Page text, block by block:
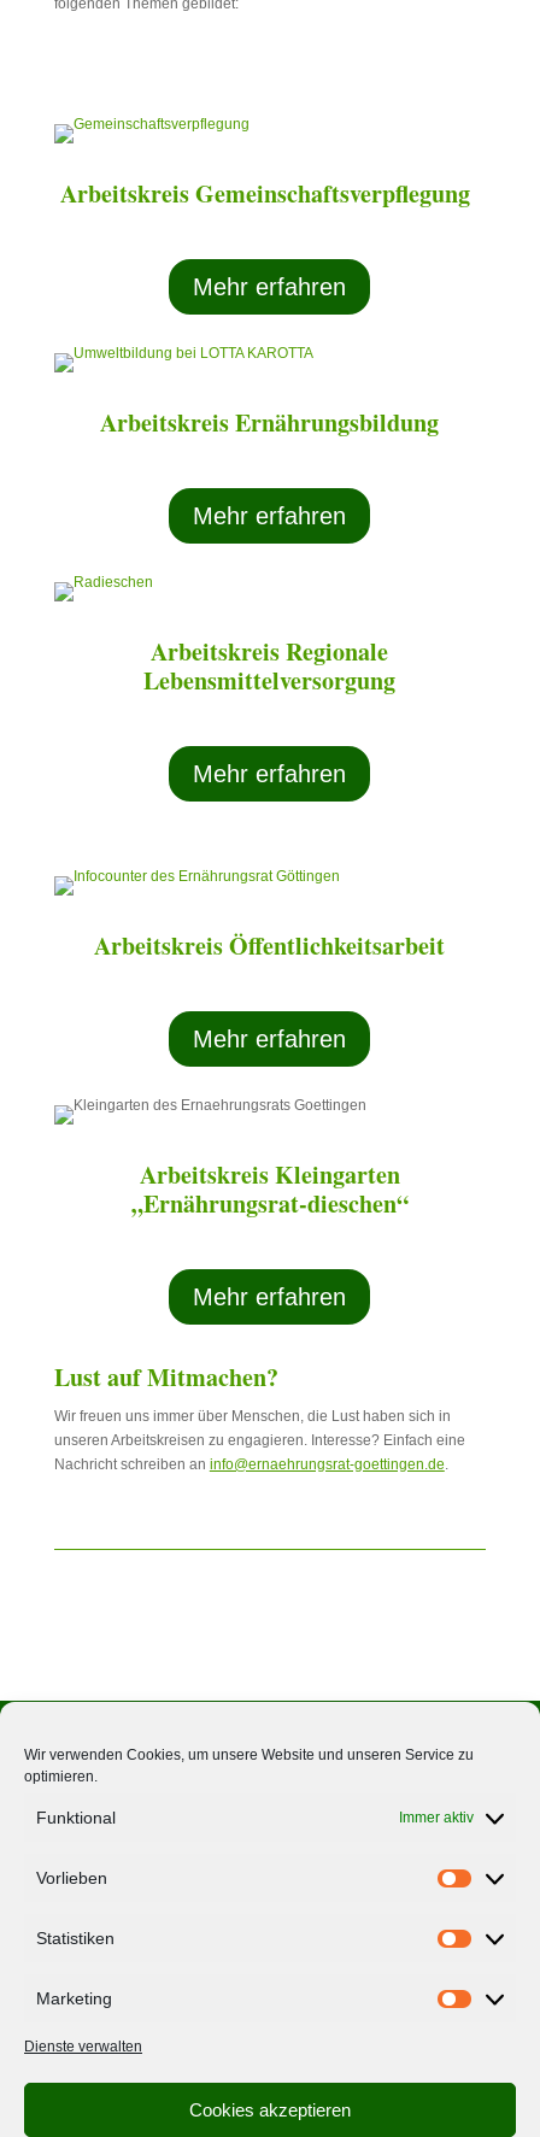
Wir verwenden Cookies, um unsere Website und unseren Service zu
optimieren.
Funktional Immer aktiv
Vorlieben
Vorlieben
Statistiken
Statistiken
Marketing
Marketing
Dienste verwalten
Cookies akzeptieren
folgenden Themen gebildet:
Arbeitskreis Gemeinschaftsverpflegung
Mehr erfahren
Arbeitskreis Ernährungsbildung
Mehr erfahren
Arbeitskreis Regionale
Lebensmittelversorgung
Mehr erfahren
Arbeitskreis Öffentlichkeitsarbeit
Mehr erfahren
Arbeitskreis Kleingarten
„Ernährungsrat-dieschen“
Mehr erfahren
Lust auf Mitmachen?
Wir freuen uns immer über Menschen, die Lust haben sich in
unseren Arbeitskreisen zu engagieren. Interesse? Einfach eine
Nachricht schreiben an info@ernaehrungsrat-goettingen.de.